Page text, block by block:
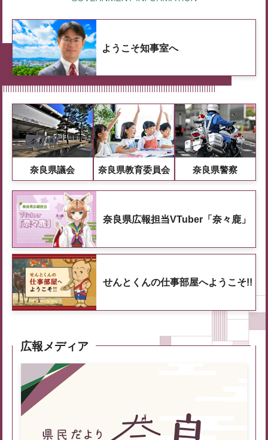
ようこそ知事室へ
奈良県議会 奈良県教育委員会 奈良県警察
奈良県広報担当VTuber「奈々鹿」
せんとくんの仕事部屋へようこそ!!
広報メディア